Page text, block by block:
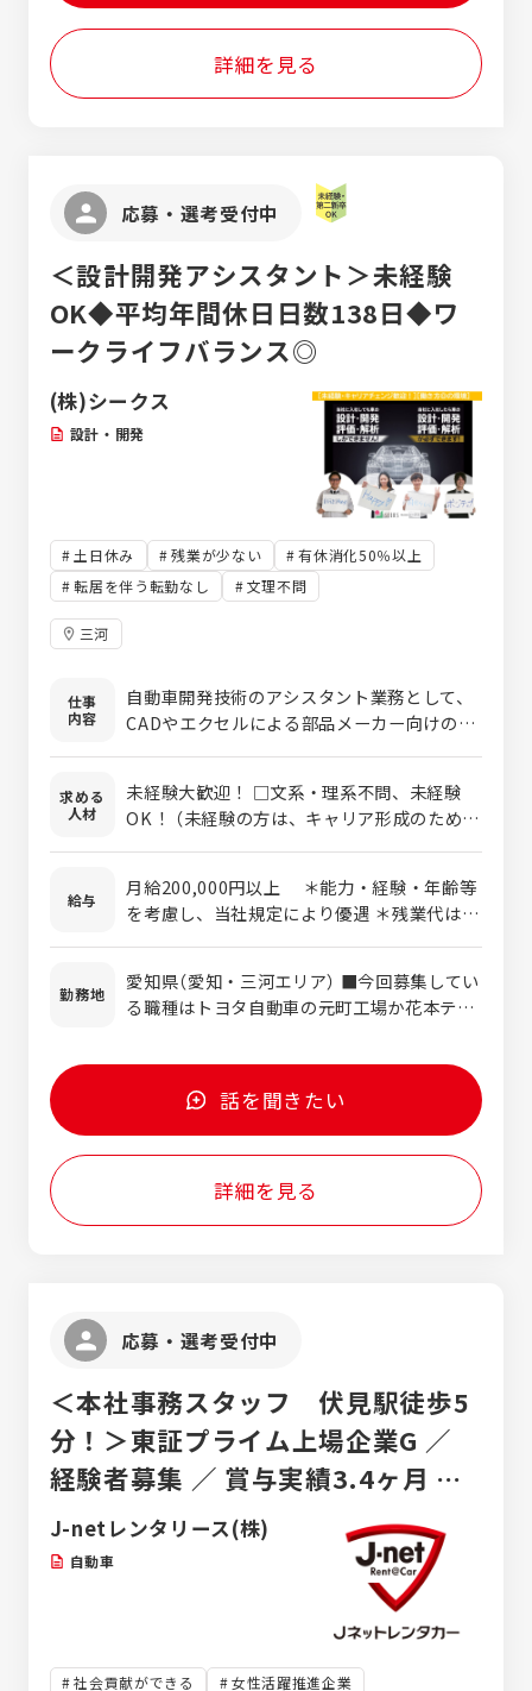
のルート営業 ■お困りごとのヒアリング ■
見積書の作成 ■受注対応 ■商品の納品、協
力会社の手配 など ＜1日のスケジュール
（例）＞ 08:00…出勤、メールチェック、出荷
成 16:25…退勤 ※訪問件数は1日2～3社（2～
3工場）くらい。一つの工場内で複数の部署を
いますが、商品や納期によっては営業が直接
納品することもあります。 【入社後の流れ
は？】 入社後は導入研修を行った後、3ヵ月間
かけてOJTを実施。先輩社員に同行しながら
ます。4ヵ月目から担当顧客（担当エリア）を
受け持ち、一人で営業にまわるようになりま
すが、わからないことがあれば先輩・上司が
サポートしてくれるのでご安心を。また、業
務でフォークリフトを使用することがあるた
め、就業時間内に会社の費用負担でフォーク
リフト免許を取得していただきます。
詳細を見る
応募・選考受付中
＜設計開発アシスタント＞未経験
OK◆平均年間休日日数138日◆ワ
ークライフバランス◎
(株)シークス
設計・開発
土日休み 残業が少ない
有休消化50％以上
転居を伴う転勤なし
文理不問
三河
仕事
内容
自動車開発技術のアシスタント業務として、
CADやエクセルによる部品メーカー向けの指
す。 その後、習熟度に応じて業務の幅を広げ
ていき、最終的にはエンジニアとして活躍が
可能です。 ● 車体技術部門 ・自動車のボデ
ィーを生産するための設備設計 ● 先進技術
部門 ・自動運転につながる運転支援システム
ヤーハーネスの設計 【業務例】 ●ボディー系
プレス金型設計 ボンネットやドア等の車のボ
設備を設計します。 「このボディのデザイン
であればいくつ工程が必要で、こんな金型
で…」など、 実際に車のボディが製造できる
ところまで完結することがミッションです。
●運転支援システム開発 「次の新型車やモデ
ルチェンジではこんな機能にしたい」という
トヨタ自動車の企画を踏まえ、 「この部品と
担当領域です。 ●車載電子部品搭載設計 「ト
型車両へ搭載するECU・センサ等の車載用電
子部品を様々な要件を考慮して配置します。
「ここにボルトの穴をつけて、角度はこれく
らい。振動があっても外れないように、強度
慮しながら、部品の配置を確定させます。
求める
人材
未経験大歓迎！ □文系・理系不問、未経験
OK！ （未経験の方は、キャリア形成のため
す） □自動車に興味のある方 □自動車に興味
がなくても、技術を覚えようとするチャレン
ジ精神をお持ちの方 □コミュニケーションを
取り連携して仕事を進めることに興味のある
方 □ワークライフバランスを改善したいでも
売員等、未経験入社の社員の前職は様々。 エ
ンジニアとしてのスキルも大事ですが、プロ
ジェクトをチームとして動かしていくので、
周りとのコミュニケーションが取れる方を重
視しています！
給与
月給200,000円以上 ＊能力・経験・年齢等
を考慮し、当社規定により優遇 ＊残業代は別
＞ ・年収470万円/30歳（入社8年目） ・年収
620万円/40歳（入社18年目）
勤務地
愛知県（愛知・三河エリア） ■今回募集してい
る職種はトヨタ自動車の元町工場か花本テク
的には他のトヨタグループ会社及び関連会社
（トヨタ車体、デンソーなど）で勤務する可能
性もあります。 ※愛知県外への異動はありま
せん。 客先常駐＝派遣と思われる方も多いか
と思いますが、当社の場合は委託・請負業務
なので、トヨタ自動車工場内にシークスのオ
話を聞きたい
詳細を見る
応募・選考受付中
＜本社事務スタッフ 伏見駅徒歩5
分！＞東証プライム上場企業G ／
経験者募集 ／ 賞与実績3.4ヶ月 ／
年間休日120日 ／ 月収30万円以上
も可 ／ 平均年齢33歳
J-netレンタリース(株)
自動車
社会貢献ができる 女性活躍推進企業